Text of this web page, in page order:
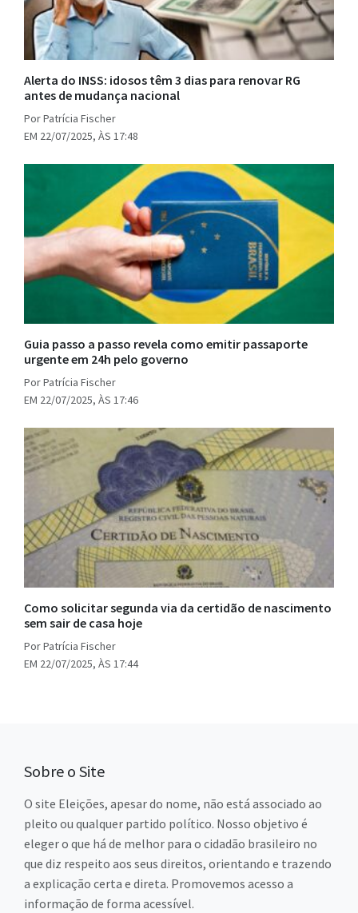
Alerta do INSS: idosos têm 3 dias para renovar RG
antes de mudança nacional
Por Patrícia Fischer
EM 22/07/2025, ÀS 17:48
Guia passo a passo revela como emitir passaporte
urgente em 24h pelo governo
Por Patrícia Fischer
EM 22/07/2025, ÀS 17:46
Como solicitar segunda via da certidão de nascimento
sem sair de casa hoje
Por Patrícia Fischer
EM 22/07/2025, ÀS 17:44
Sobre o Site
O site Eleições, apesar do nome, não está associado ao
pleito ou qualquer partido político. Nosso objetivo é
eleger o que há de melhor para o cidadão brasileiro no
que diz respeito aos seus direitos, orientando e trazendo
a explicação certa e direta. Promovemos acesso a
informação de forma acessível.